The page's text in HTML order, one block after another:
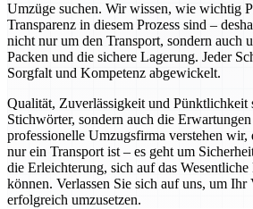
Umzüge suchen. Wir wissen, wie wichtig
Transparenz in diesem Prozess sind –
nicht nur um den Transport, sondern auch
Packen und die sichere Lagerung. Jeder
Sorgfalt und Kompetenz abgewickelt.
Qualität, Zuverlässigkeit und Pünktlichkeit
Stichwörter, sondern auch die
professionelle Umzugsfirma verstehen wir,
nur ein Transport ist – es geht um
die Erleichterung, sich auf das Wesentliche
können. Verlassen Sie sich auf uns, um Ihr
erfolgreich umzusetzen.